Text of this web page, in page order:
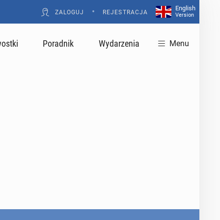
ZALOGUJ • REJESTRACJA
English
Version
Poradnik Wydarzenia Menu